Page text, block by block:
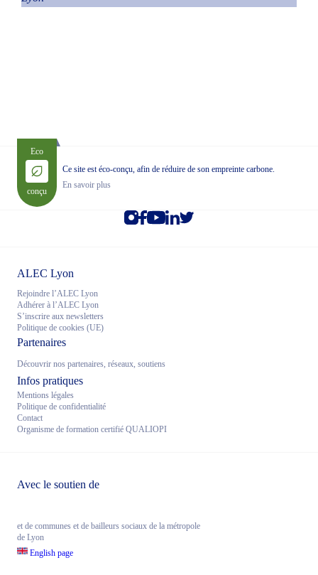
Eco
conçu
Ce site est éco-conçu, afin de réduire de son empreinte carbone.
En savoir plus
ALEC Lyon
Rejoindre l’ALEC Lyon
Adhérer à l’ALEC Lyon
S’inscrire aux newsletters
Politique de cookies (UE)
Partenaires
Découvrir nos partenaires, réseaux, soutiens
Infos pratiques
Mentions légales
Politique de confidentialité
Contact
Organisme de formation certifié QUALIOPI
Avec le soutien de
et de communes et de bailleurs sociaux de la métropole
de Lyon
English page